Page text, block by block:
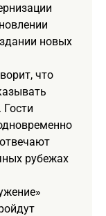
новых
что
рубежах